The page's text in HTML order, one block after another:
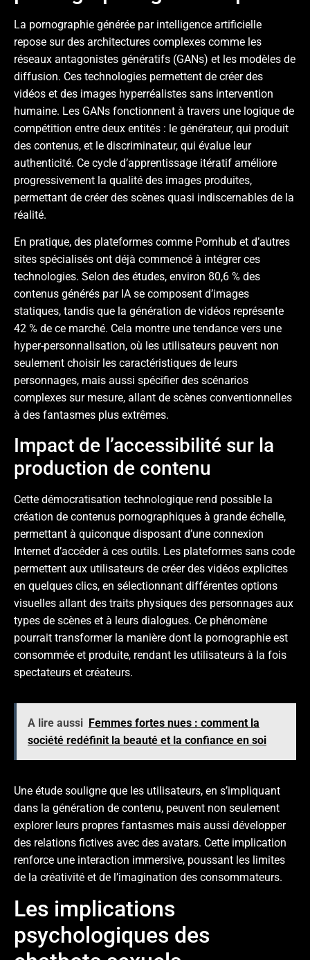
La pornographie générée par intelligence artificielle
repose sur des architectures complexes comme les
réseaux antagonistes génératifs (GANs) et les modèles de
diffusion. Ces technologies permettent de créer des
vidéos et des images hyperréalistes sans intervention
humaine. Les GANs fonctionnent à travers une logique de
compétition entre deux entités : le générateur, qui produit
des contenus, et le discriminateur, qui évalue leur
authenticité. Ce cycle d’apprentissage itératif améliore
progressivement la qualité des images produites,
permettant de créer des scènes quasi indiscernables de la
réalité.
En pratique, des plateformes comme Pornhub et d’autres
sites spécialisés ont déjà commencé à intégrer ces
technologies. Selon des études, environ 80,6 % des
contenus générés par IA se composent d’images
statiques, tandis que la génération de vidéos représente
42 % de ce marché. Cela montre une tendance vers une
hyper-personnalisation, où les utilisateurs peuvent non
seulement choisir les caractéristiques de leurs
personnages, mais aussi spécifier des scénarios
complexes sur mesure, allant de scènes conventionnelles
à des fantasmes plus extrêmes.
Impact de l’accessibilité sur la
production de contenu
Cette démocratisation technologique rend possible la
création de contenus pornographiques à grande échelle,
permettant à quiconque disposant d’une connexion
Internet d’accéder à ces outils. Les plateformes sans code
permettent aux utilisateurs de créer des vidéos explicites
en quelques clics, en sélectionnant différentes options
visuelles allant des traits physiques des personnages aux
types de scènes et à leurs dialogues. Ce phénomène
pourrait transformer la manière dont la pornographie est
consommée et produite, rendant les utilisateurs à la fois
spectateurs et créateurs.
A lire aussi Femmes fortes nues : comment la
société redéfinit la beauté et la confiance en soi
Une étude souligne que les utilisateurs, en s’impliquant
dans la génération de contenu, peuvent non seulement
explorer leurs propres fantasmes mais aussi développer
des relations fictives avec des avatars. Cette implication
renforce une interaction immersive, poussant les limites
de la créativité et de l’imagination des consommateurs.
Les implications
psychologiques des